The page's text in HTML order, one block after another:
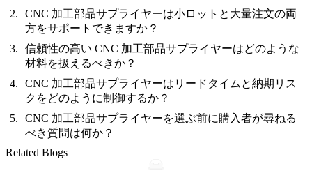
CNC 加工部品サプライヤーは小ロットと大量注文の両
方をサポートできますか？
信頼性の高い CNC 加工部品サプライヤーはどのような
材料を扱えるべきか？
CNC 加工部品サプライヤーはリードタイムと納期リス
クをどのように制御するか？
CNC 加工部品サプライヤーを選ぶ前に購入者が尋ねる
べき質問は何か？
Related Blogs